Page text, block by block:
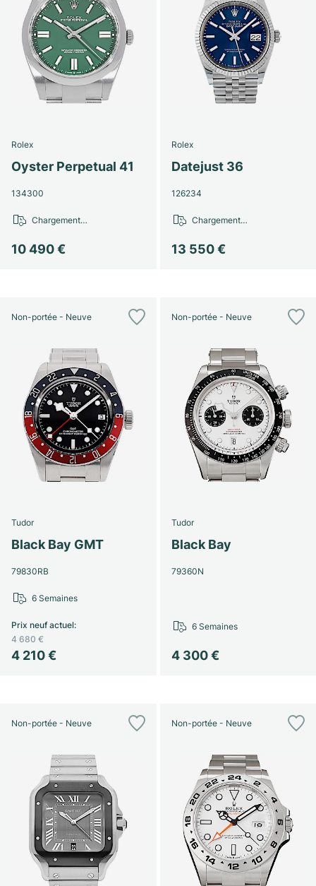
Rolex
Oyster Perpetual 41
134300
10 490 €
Chargement…
Rolex
Datejust 36
126234
13 550 €
Chargement…
Non-portée - Neuve
Tudor
Black Bay GMT
79830RB
4 210 €
Prix neuf actuel:
4 680 €
6 Semaines
Non-portée - Neuve
Tudor
Black Bay
79360N
4 300 €
6 Semaines
Non-portée - Neuve Non-portée - Neuve